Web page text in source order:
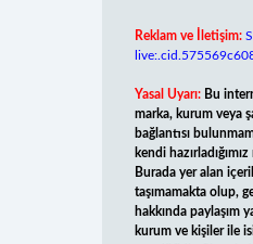
Reklam ve İletişim:
Yasal Uyarı: Bu
marka, kurum veya
bağlantısı
kendi
Burada yer alan
taşımamakta olup,
hakkında paylaşım
kurum ve kişiler ile